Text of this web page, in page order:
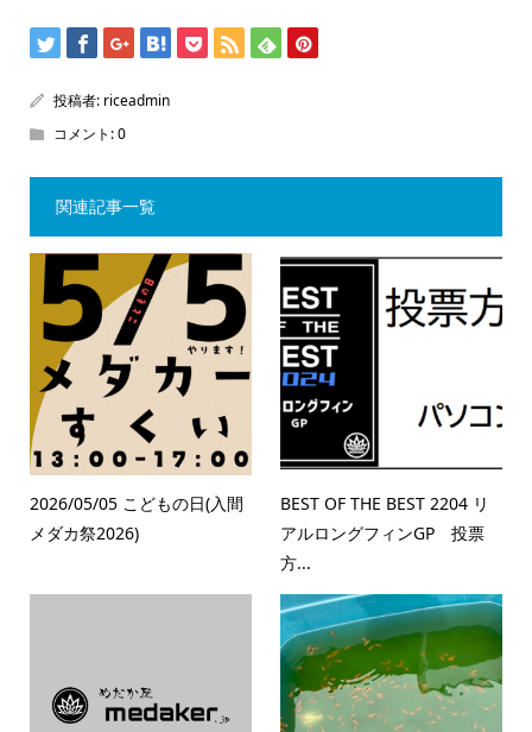
投稿者: riceadmin
コメント:0
関連記事一覧
2026/05/05 こどもの日(入間
メダカ祭2026)
BEST OF THE BEST 2204 リ
アルロングフィンGP 投票
方...